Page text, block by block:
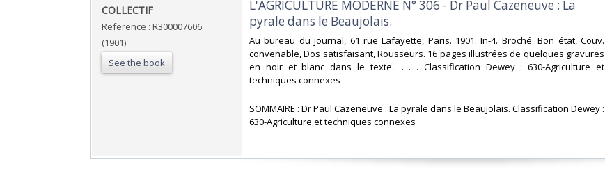
‎COLLECTIF‎
Reference : R300007606
(1901)
See the book
‎L'AGRICULTURE MODERNE N° 306 - Dr Paul Cazeneuve : La
pyrale dans le Beaujolais. ‎
‎Au bureau du journal, 61 rue Lafayette, Paris. 1901. In-4. Broché. Bon état, Couv.
convenable, Dos satisfaisant, Rousseurs. 16 pages illustrées de quelques gravures
en noir et blanc dans le texte.. . . . Classification Dewey : 630-Agriculture et
techniques connexes‎
‎SOMMAIRE : Dr Paul Cazeneuve : La pyrale dans le Beaujolais. Classification Dewey :
630-Agriculture et techniques connexes‎